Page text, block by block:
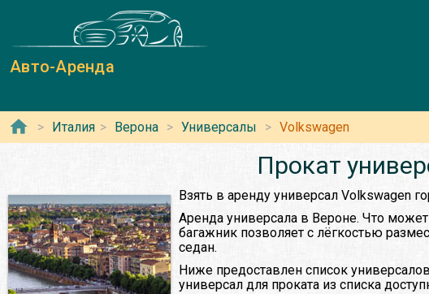
Авто-Аренда
Италия Верона Универсалы Volkswagen
Прокат
Взять в аренду универсал Volkswagen
Аренда универсала в Вероне. Что
багажник позволяет с лёгкостью
седан.
Ниже предоставлен список
универсал для проката из списка